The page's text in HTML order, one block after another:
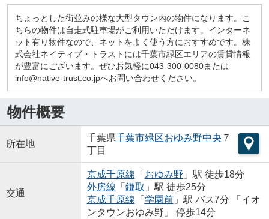
ちょっとした街並みの様な大型タウン内の物件になります。こ
ちらの物件は自走式駐車場がご利用いただけます。インターネ
ット有り物件なので、ネットをよく使う方におすすめです。株
式会社ネイティブ・トラストには千葉市緑区エリアの賃貸情報
が豊富にございます。ぜひお気軽に043-300-0080または
info@native-trust.co.jpへお問い合わせください。
物件概要
所在地
千葉県千葉市緑区おゆみ野中央 ７
丁目
交通
京成千原線 「 おゆみ野 」駅 徒歩18分
外房線 「 鎌取 」駅 徒歩25分
京成千原線 「 学園前」駅 バス7分 「イオ
ンタウンおゆみ野」 停歩14分